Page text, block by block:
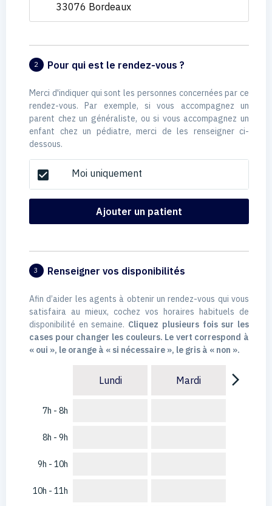
33076 Bordeaux
2 Pour qui est le rendez-vous ?
Merci d'indiquer qui sont les personnes concernées par ce
rendez-vous. Par exemple, si vous accompagnez un
parent chez un généraliste, ou si vous accompagnez un
enfant chez un pédiatre, merci de les renseigner ci-
dessous.
check_box Moi uniquement
Ajouter un patient
3 Renseigner vos disponibilités
Afin d’aider les agents à obtenir un rendez-vous qui vous
satisfaira au mieux, cochez vos horaires habituels de
disponibilité en semaine. Cliquez plusieurs fois sur les
cases pour changer les couleurs. Le vert correspond à
« oui », le orange à « si nécessaire », le gris à « non ».
7h - 8h
8h - 9h
9h - 10h
10h - 11h
Lundi Mardi arrow_forward_ios